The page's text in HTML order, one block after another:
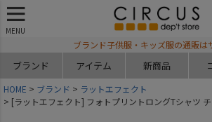
MENU
ブランド子供服・キッズ服の通販は
ブランド アイテム 新商品
HOME ブランド
ラットエフェクト
[ラットエフェクト] フォトプリントロングTシャツ